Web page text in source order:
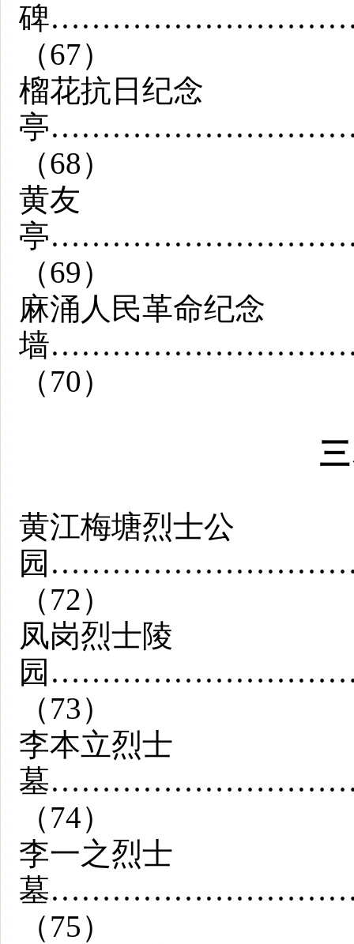
碑
（67）
榴花抗日纪念
亭
（68）
黄友
亭
（69）
麻涌人民革命纪念
墙
（70）
黄江梅塘烈士公
园
（72）
凤岗烈士陵
园
（73）
李本立烈士
墓
（74）
李一之烈士
墓
（75）